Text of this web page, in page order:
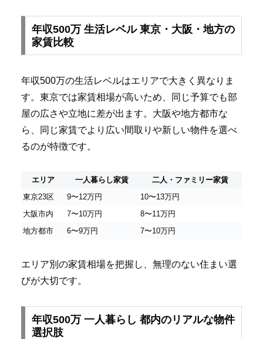
年収500万 生活レベル 東京・大阪・地方の
家賃比較
年収500万の生活レベルはエリアで大きく異なりま
す。東京では家賃相場が高いため、同じ予算でも部
屋の広さや立地に差が出ます。大阪や地方都市な
ら、同じ家賃でより広い間取りや新しい物件を選べ
るのが特徴です。
エリア 一人暮らし家賃
二人・ファミリー家賃
東京23区
9〜12万円
10〜13万円
大阪市内
7〜10万円
8〜11万円
地方都市
6〜9万円 7〜10万円
エリア別の家賃相場を把握し、無理のない住まい選
びが大切です。
年収500万 一人暮らし 都内のリアルな物件
選択肢